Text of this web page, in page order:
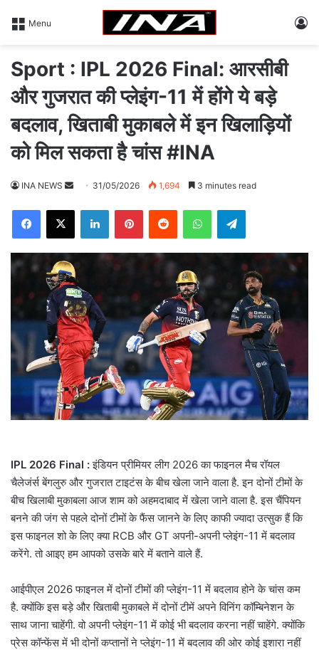
Menu
Sport : IPL 2026 Final: आरसीबी
और गुजरात की प्लेइंग-11 में होंगे ये बड़े
बदलाव, खिताबी मुकाबले में इन खिलाड़ियों
को मिल सकता है चांस #INA
INA NEWS
d
a
n
e
m
a
i
l
31/05/2026 1,694 3 minutes read
IPL 2026 Final :इंडियन प्रीमियर लीग 2026 का फाइनल मैच रॉयल
चैलेजंर्स बेंगलुरु और गुजरात टाइटंस के बीच खेला जाने वाला है. इन दोनों टीमों के
बीच खिलाबी मुकाबला आज शाम को अहमदाबाद में खेला जाने वाला है. इस चैंपियन
बनने की जंग से पहले दोनों टीमों के फैंस जानने के लिए काफी ज्यादा उत्सुक हैं कि
इस फाइनल शो के लिए क्या RCB और GT अपनी-अपनी प्लेइंग-11 में बदलाव
करेंगे. तो आइए हम आपको उसके बारे में बताने वाले हैं.
आईपीएल 2026 फाइनल में दोनों टीमों की प्लेइंग-11 में बदलाव होने के चांस कम
है. क्योंकि इस बड़े और खिताबी मुकाबले में दोनों टीमें अपने विनिंग कॉम्बिनेशन के
साथ जाना चाहेंगी. वो अपनी प्लेइंग-11 में कोई भी बदलाव करना नहीं चाहेंगे. क्योंकि
प्रेस कॉन्फेंस में भी दोनों कप्तानों ने प्लेइंग-11 में बदलाव की ओर कोई इशारा नहीं